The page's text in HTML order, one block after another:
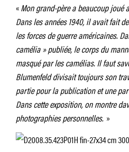
«Mon grand-père a beaucoup joué
Dans les années 1940, il avait fait
les forces de guerre américaines.
camélia » publiée, le corps du
masqué par les camélias. Il faut
Blumenfeld divisait toujours son
partie pour la publication et une
Dans cette exposition, on montre
photographies personnelles. »